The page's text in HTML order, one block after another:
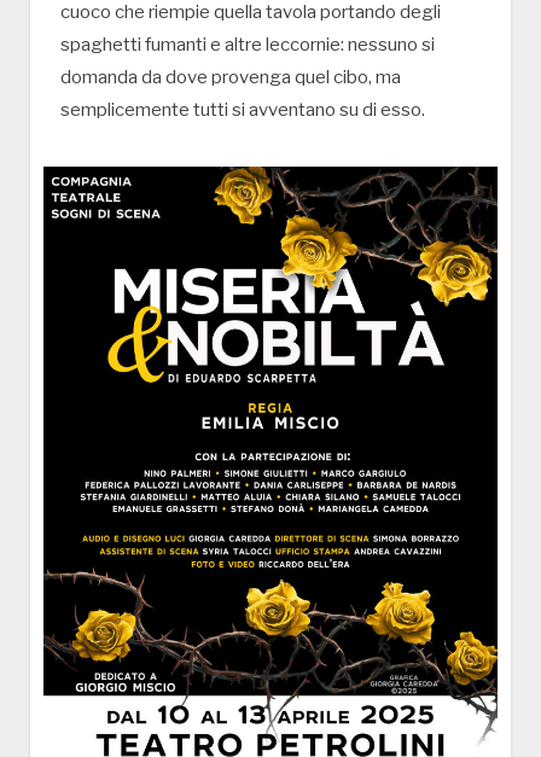
cuoco che riempie quella tavola portando degli
spaghetti fumanti e altre leccornie: nessuno si
domanda da dove provenga quel cibo, ma
semplicemente tutti si avventano su di esso.